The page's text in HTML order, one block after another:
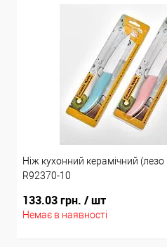
Відправка тільки Новою поштою
після повної передоплати
покупець).
Ніж кухонний керамічний
R92370-10
133.03 грн. / шт
Немає в наявності